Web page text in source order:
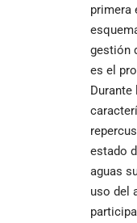
primera
gestión
es el
Durante
estado
aguas
uso del